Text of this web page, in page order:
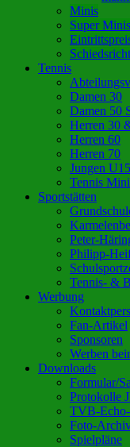
Minis
Super Minis
Tennis
Damen 30
Damen 50
Herren 30
Herren 60
Herren 70
Jungen U15
Tennis
Sportstätten
Peter-
Philipp-
Tennis- &
Werbung
Fan-Artikel
Sponsoren
Werben
Downloads
Formular/
Protokolle
TVB-
Foto-
Spielpläne